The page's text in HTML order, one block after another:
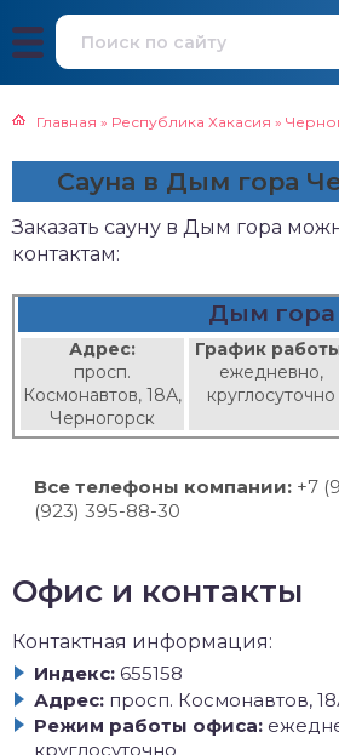
Главная » Республика Хакасия »
Сауна в Дым гора
Заказать сауну в Дым гора
контактам:
Дым гора
Адрес:
просп.
Космонавтов, 18А,
Черногорск
График
ежедневно,
круглосуточно
Все телефоны компании: +7
(923) 395-88-30
Офис и контакты
Контактная информация:
Индекс: 655158
Адрес: просп. Космонавтов,
Режим работы офиса:
круглосуточно